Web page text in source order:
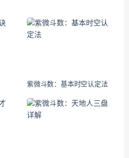
紫微斗数：基本时空认定法